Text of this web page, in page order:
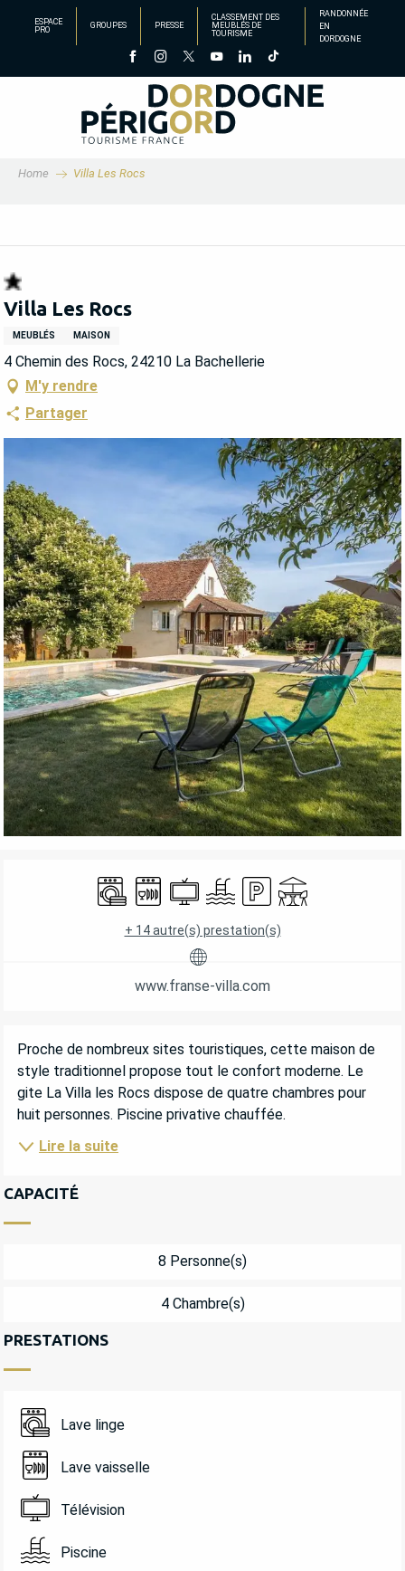
principal
ESPACE
PRO
GROUPES PRESSE
CLASSEMENT DES
MEUBLÉS DE
TOURISME
RANDONNÉE
EN
DORDOGNE
Home Villa Les Rocs
Villa Les Rocs
MEUBLÉS MAISON
4 Chemin des Rocs, 24210 La Bachellerie
M'y rendre
Partager
OUVERTURE ET COORDONNÉES
Lave lingeLave vaisselle
Télévision
PiscineParkingTerrasse
+ 14 autre(s) prestation(s)
www.franse-villa.com
DESCRIPTION
Proche de nombreux sites touristiques, cette maison de
style traditionnel propose tout le confort moderne. Le
gite La Villa les Rocs dispose de quatre chambres pour
huit personnes. Piscine privative chauffée.
Lire la suite
CAPACITÉ
8 Personne(s)
4 Chambre(s)
PRESTATIONS
Lave linge
Lave vaisselle
Télévision
Piscine